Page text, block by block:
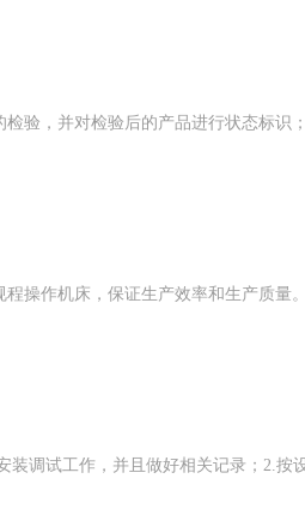
检验，并对检验后的产品进行状态标识
程操作机床，保证生产效率和生产质量
装调试工作，并且做好相关记录；2.